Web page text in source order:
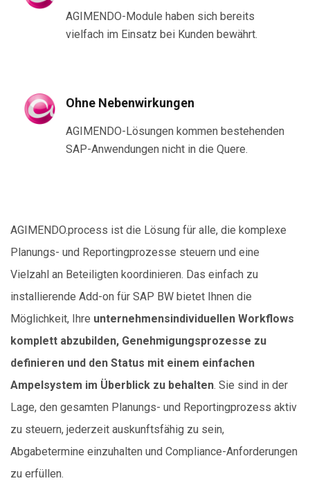
AGIMENDO-Module haben sich bereits
vielfach im Einsatz bei Kunden bewährt.
Ohne Nebenwirkungen
AGIMENDO-Lösungen kommen bestehenden
SAP-Anwendungen nicht in die Quere.
AGIMENDO.process ist die Lösung für alle, die komplexe
Planungs- und Reportingprozesse steuern und eine
Vielzahl an Beteiligten koordinieren. Das einfach zu
installierende Add-on für SAP BW bietet Ihnen die
Möglichkeit, Ihre unternehmensindividuellen Workflows
komplett abzubilden, Genehmigungsprozesse zu
definieren und den Status mit einem einfachen
Ampelsystem im Überblick zu behalten. Sie sind in der
Lage, den gesamten Planungs- und Reportingprozess aktiv
zu steuern, jederzeit auskunftsfähig zu sein,
Abgabetermine einzuhalten und Compliance-Anforderungen
zu erfüllen.